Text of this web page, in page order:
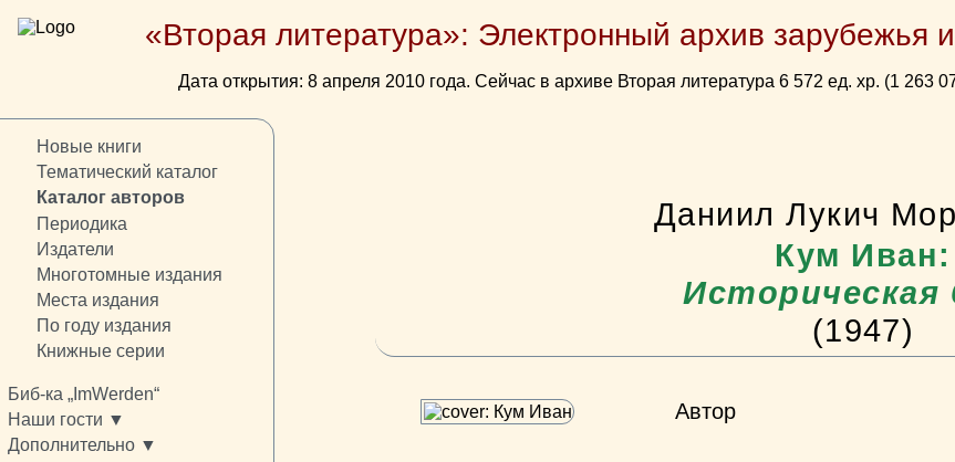
«Вторая литература»: Электронный архив зарубежья
Дата открытия: 8 апреля 2010 года. Сейчас в архиве Вторая литература 6 572 ед. хр. (1 263
Новые книги
Тематический каталог
Каталог авторов
Периодика
Издатели
Многотомные издания
Места издания
По году издания
Книжные серии
Биб-ка „ImWerden“
Наши гости ▼
Дополнительно ▼
Даниил Лукич
Кум Иван:
Историческая
(1947)
Автор